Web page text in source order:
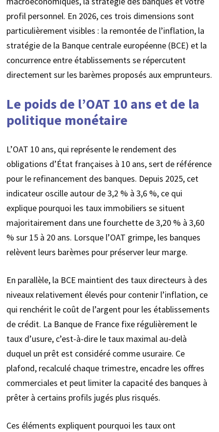
profil personnel. En 2026, ces trois dimensions sont
particulièrement visibles : la remontée de l’inflation, la
stratégie de la Banque centrale européenne (BCE) et la
concurrence entre établissements se répercutent
directement sur les barèmes proposés aux emprunteurs.
Le poids de l’OAT 10 ans et de la
politique monétaire
L’OAT 10 ans, qui représente le rendement des
obligations d’État françaises à 10 ans, sert de référence
pour le refinancement des banques. Depuis 2025, cet
indicateur oscille autour de 3,2 % à 3,6 %, ce qui
explique pourquoi les taux immobiliers se situent
majoritairement dans une fourchette de 3,20 % à 3,60
% sur 15 à 20 ans. Lorsque l’OAT grimpe, les banques
relèvent leurs barèmes pour préserver leur marge.
En parallèle, la BCE maintient des taux directeurs à des
niveaux relativement élevés pour contenir l’inflation, ce
qui renchérit le coût de l’argent pour les établissements
de crédit. La Banque de France fixe régulièrement le
taux d’usure, c’est-à-dire le taux maximal au-delà
duquel un prêt est considéré comme usuraire. Ce
plafond, recalculé chaque trimestre, encadre les offres
commerciales et peut limiter la capacité des banques à
prêter à certains profils jugés plus risqués.
Ces éléments expliquent pourquoi les taux ont